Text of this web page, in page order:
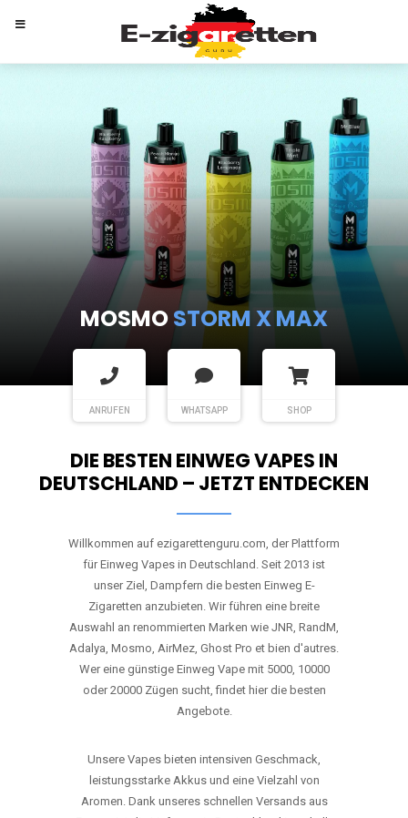
MOSMOSTORM X MAX
ANRUFEN WHATSAPP SHOP
DIE BESTEN EINWEG VAPES IN
DEUTSCHLAND – JETZT ENTDECKEN
Willkommen auf ezigarettenguru.com, der Plattform
für Einweg Vapes in Deutschland. Seit 2013 ist
unser Ziel, Dampfern die besten Einweg E-
Zigaretten anzubieten. Wir führen eine breite
Auswahl an renommierten Marken wie JNR, RandM,
Adalya, Mosmo, AirMez, Ghost Pro et bien d'autres.
Wer eine günstige Einweg Vape mit 5000, 10000
oder 20000 Zügen sucht, findet hier die besten
Angebote.
Unsere Vapes bieten intensiven Geschmack,
leistungsstarke Akkus und eine Vielzahl von
Aromen. Dank unseres schnellen Versands aus